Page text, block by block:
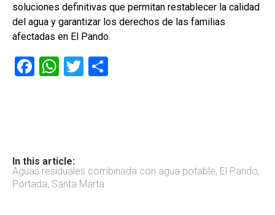
soluciones definitivas que permitan restablecer la calidad
del agua y garantizar los derechos de las familias
afectadas en El Pando.
F
ok
W
p
p
T
tir
In this article:
Aguas residuales combinada con agua potable, El Pando,
Portada, Santa Marta